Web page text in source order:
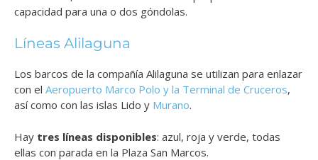
capacidad para una o dos góndolas.
Líneas Alilaguna
Los barcos de la compañía Alilaguna se utilizan para enlazar
con el Aeropuerto Marco Polo y la Terminal de Cruceros,
así como con las islas Lido y Murano.
Hay tres líneas disponibles: azul, roja y verde, todas
ellas con parada en la Plaza San Marcos.